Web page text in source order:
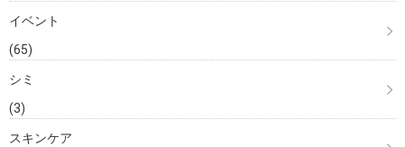
イベント
(65)
シミ
(3)
スキンケア